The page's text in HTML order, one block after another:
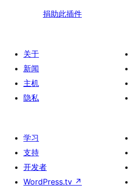
捐助此插件
关于
新闻
主机
隐私
学习
支持
开发者
WordPress.tv ↗